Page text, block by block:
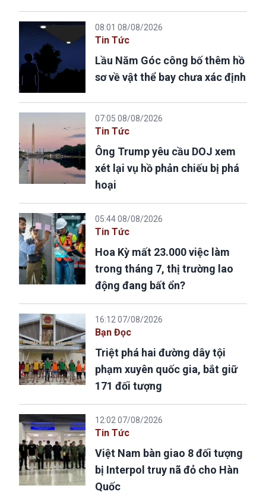
08:01 08/08/2026
Tin Tức
Lầu Năm Góc công bố thêm hồ
sơ về vật thể bay chưa xác định
07:05 08/08/2026
Tin Tức
Ông Trump yêu cầu DOJ xem
xét lại vụ hồ phản chiếu bị phá
hoại
05:44 08/08/2026
Tin Tức
Hoa Kỳ mất 23.000 việc làm
trong tháng 7, thị trường lao
động đang bất ổn?
16:12 07/08/2026
Bạn Đọc
Triệt phá hai đường dây tội
phạm xuyên quốc gia, bắt giữ
171 đối tượng
12:02 07/08/2026
Tin Tức
Việt Nam bàn giao 8 đối tượng
bị Interpol truy nã đỏ cho Hàn
Quốc